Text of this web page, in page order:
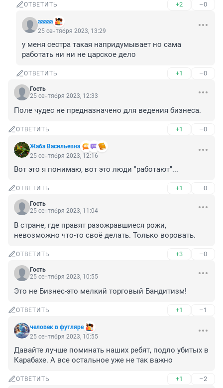
ОТВЕТИТЬ +2 –0
aaaaa
25 сентября 2023, 13:29
у меня сестра такая напридумывает но сама
работать ни ни не царское дело
ОТВЕТИТЬ +1 –0
Гость
25 сентября 2023, 12:33
Поле чудес не предназначено для ведения бизнеса.
ОТВЕТИТЬ +1 –0
Жаба Васильевна
25 сентября 2023, 12:16
Вот это я понимаю, вот это люди "работают"...
ОТВЕТИТЬ +1 –0
Гость
25 сентября 2023, 11:04
В стране, где правят разожравшиеся рожи,
невозможно что-то своë делать. Только воровать.
ОТВЕТИТЬ +3 –0
Гость
25 сентября 2023, 10:55
Это не Бизнес-это мелкий торговый Бандитизм!
ОТВЕТИТЬ +1 –1
человек в футляре
25 сентября 2023, 10:55
Давайте лучше поминать наших ребят, подло убитых в
Карабахе. А все остальное уже не так важно
ОТВЕТИТЬ +1 –2